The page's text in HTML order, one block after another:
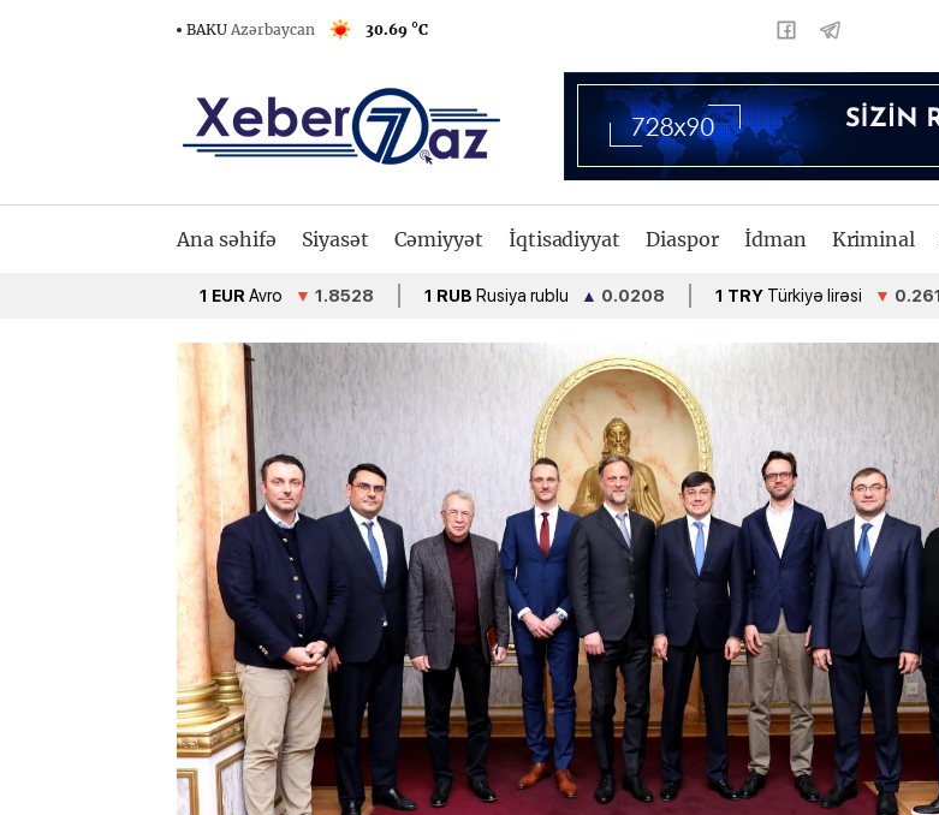
BAKU Azərbaycan 30.69 °C
Ana səhifə Siyasət Cəmiyyət İqtisadiyyat Diaspor İdman Kriminal
Avro ▼1.8528 1 RUB Rusiya rublu ▲0.0208 1 TRY Türkiyə lirəsi ▼0.2616